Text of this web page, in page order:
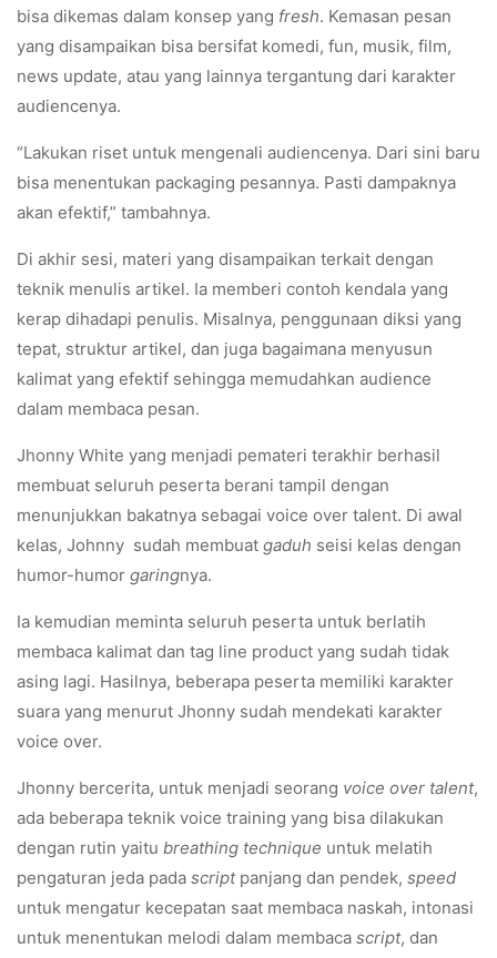
bisa dikemas dalam konsep yang fresh. Kemasan pesan
yang disampaikan bisa bersifat komedi, fun, musik, film,
news update, atau yang lainnya tergantung dari karakter
audiencenya.
“Lakukan riset untuk mengenali audiencenya. Dari sini baru
bisa menentukan packaging pesannya. Pasti dampaknya
akan efektif,” tambahnya.
Di akhir sesi, materi yang disampaikan terkait dengan
teknik menulis artikel. Ia memberi contoh kendala yang
kerap dihadapi penulis. Misalnya, penggunaan diksi yang
tepat, struktur artikel, dan juga bagaimana menyusun
kalimat yang efektif sehingga memudahkan audience
dalam membaca pesan.
Jhonny White yang menjadi pemateri terakhir berhasil
membuat seluruh peserta berani tampil dengan
menunjukkan bakatnya sebagai voice over talent. Di awal
kelas, Johnny sudah membuat gaduh seisi kelas dengan
humor-humor garingnya.
Ia kemudian meminta seluruh peserta untuk berlatih
membaca kalimat dan tag line product yang sudah tidak
asing lagi. Hasilnya, beberapa peserta memiliki karakter
suara yang menurut Jhonny sudah mendekati karakter
voice over.
Jhonny bercerita, untuk menjadi seorang voice over talent,
ada beberapa teknik voice training yang bisa dilakukan
dengan rutin yaitu breathing technique untuk melatih
pengaturan jeda pada scriptpanjang dan pendek, speed
untuk mengatur kecepatan saat membaca naskah, intonasi
untuk menentukan melodi dalam membaca script, dan